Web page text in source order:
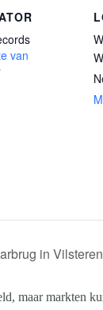
van
in
maar markten